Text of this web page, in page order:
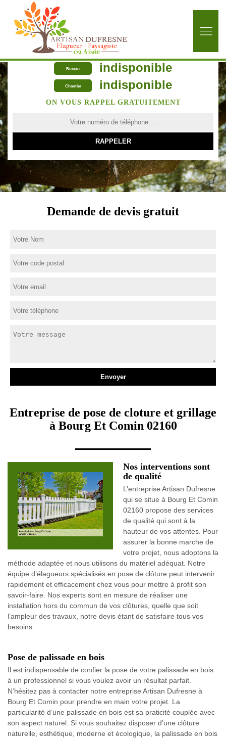
Bureau indisponible
Chantier indisponible
ON VOUS RAPPEL GRATUITEMENT
Demande de devis gratuit
Entreprise de pose de cloture et grillage
à Bourg Et Comin 02160
Nos interventions sont
de qualité
L’entreprise Artisan Dufresne
qui se situe à Bourg Et Comin
02160 propose des services
de qualité qui sont à la
hauteur de vos attentes. Pour
assurer la bonne marche de
votre projet, nous adoptons la
méthode adaptée et nous utilisons du matériel adéquat. Notre
équipe d’élagueurs spécialisés en pose de clôture peut intervenir
rapidement et efficacement chez vous pour mettre à profit son
savoir-faire. Nos experts sont en mesure de réaliser une
installation hors du commun de vos clôtures, quelle que soit
l’ampleur des travaux, notre devis étant de satisfaire tous vos
besoins.
Pose de palissade en bois
Il est indispensable de confier la pose de votre palissade en bois
à un professionnel si vous voulez avoir un résultat parfait.
N’hésitez pas à contacter notre entreprise Artisan Dufresne à
Bourg Et Comin pour prendre en main votre projet. La
particularité d’une palissade en bois est sa praticité couplée avec
son aspect naturel. Si vous souhaitez disposer d’une clôture
naturelle, esthétique, moderne et écologique, la palissade en bois